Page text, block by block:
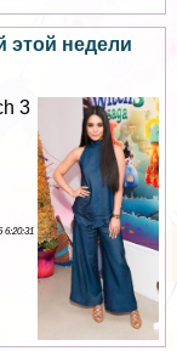
этой недели
3
6:20:31